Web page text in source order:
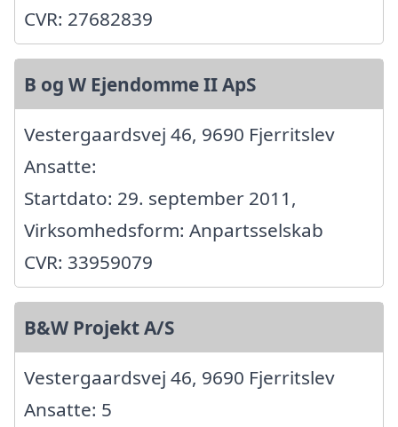
CVR: 27682839
B og W Ejendomme II ApS
Vestergaardsvej 46, 9690 Fjerritslev
Ansatte:
Startdato: 29. september 2011,
Virksomhedsform: Anpartsselskab
CVR: 33959079
B&W Projekt A/S
Vestergaardsvej 46, 9690 Fjerritslev
Ansatte: 5